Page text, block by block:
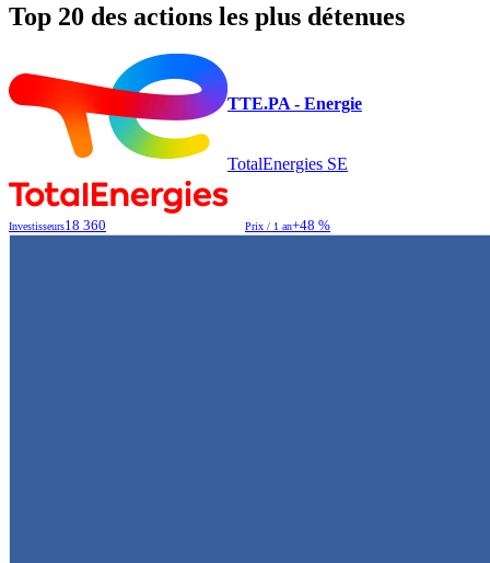
Top 20 des actions les plus détenues
TTE.PA - Energie
TotalEnergies SE
Investisseurs18 360 Prix / 1 an+48 %